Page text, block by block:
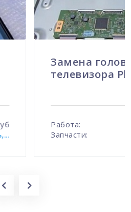
платы
2900
Головная плата ...